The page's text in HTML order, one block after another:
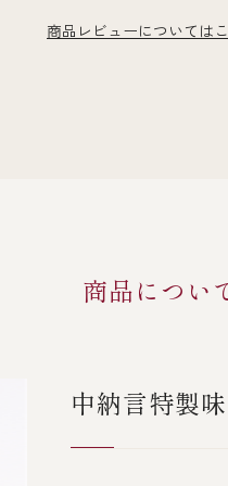
商品レビューについては
商品につい
中納言特製